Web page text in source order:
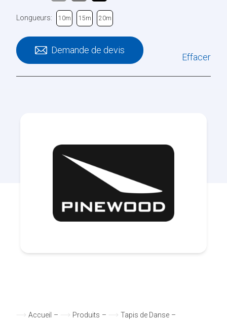
Longueurs: 10m 15m 20m
Demande de devis
Effacer
Accueil – Produits – Tapis de Danse –